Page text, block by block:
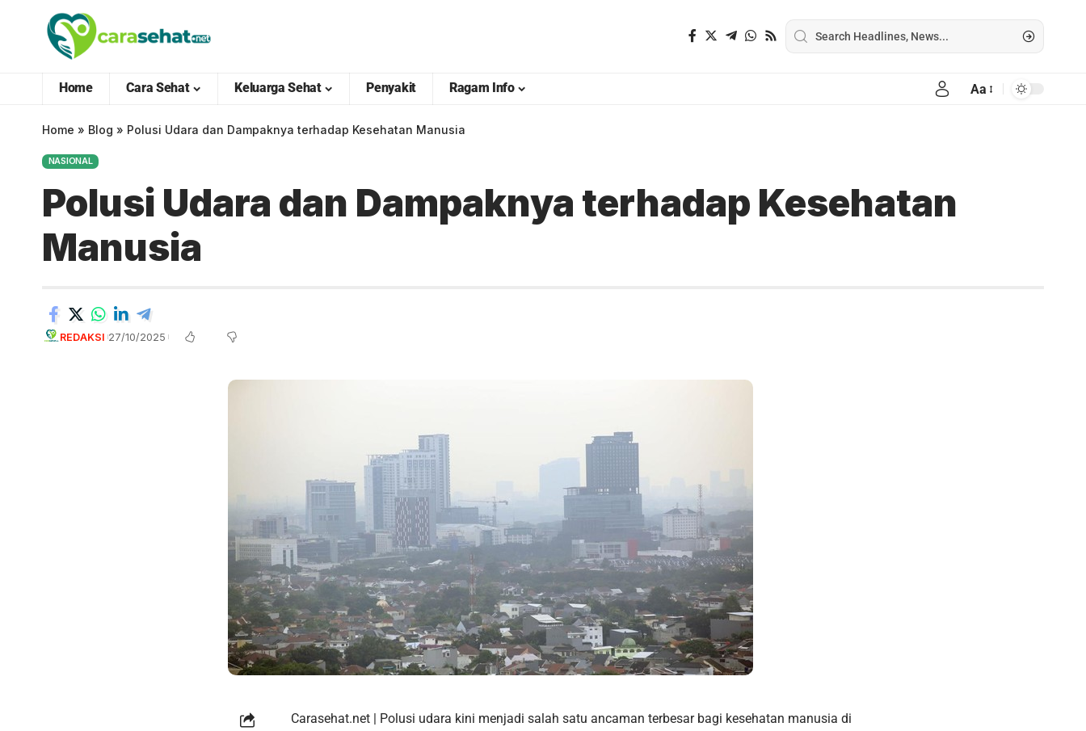
Home Cara Sehat Keluarga Sehat Penyakit Ragam Info Aa
Home » Blog » Polusi Udara dan Dampaknya terhadap Kesehatan Manusia
NASIONAL
Polusi Udara dan Dampaknya terhadap Kesehatan
Manusia
REDAKSI 27/10/2025
Carasehat.net | Polusi udara kini menjadi salah satu ancaman terbesar bagi kesehatan manusia di